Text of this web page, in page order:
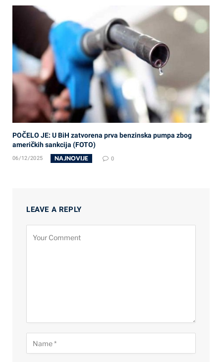
POČELO JE: U BiH zatvorena prva benzinska pumpa zbog
američkih sankcija (FOTO)
06/12/2025 NAJNOVIJE 0
LEAVE A REPLY